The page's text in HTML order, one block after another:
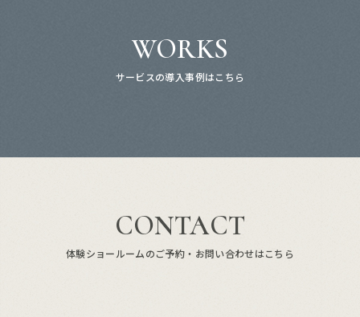
WORKS
サービスの導入事例はこちら
CONTACT
体験ショールームのご予約・お問い合わせはこちら